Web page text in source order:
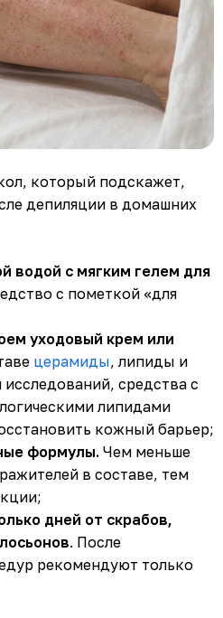
который подскажет,
депиляции в домашних
водой с мягким гелем для
с пометкой «для
уходовый крем или
церамиды, липиды и
средства с
липидами
кожный барьер;
формулы. Чем меньше
в составе, тем
дней от скрабов,
. После
рекомендуют только